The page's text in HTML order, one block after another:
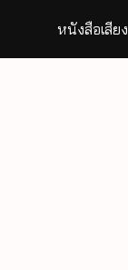
หนังสือเสียง